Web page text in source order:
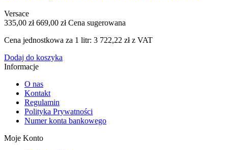
Versace
335,00 zł 669,00 zł Cena sugerowana
Cena jednostkowa za 1 litr: 3 722,22 zł z VAT
Dodaj do koszyka
Informacje
O nas
Kontakt
Regulamin
Polityka Prywatności
Numer konta bankowego
Moje Konto